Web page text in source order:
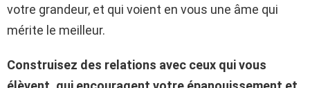
votre grandeur, et qui voient en vous une âme qui
mérite le meilleur.
Construisez des relations avec ceux qui vous